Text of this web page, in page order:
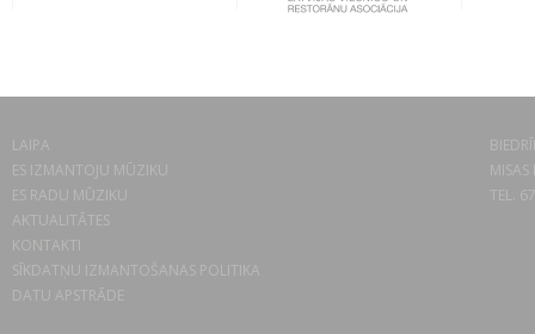
LAIPA
ES IZMANTOJU MŪZIKU
ES RADU MŪZIKU
AKTUALITĀTES
KONTAKTI
SĪKDATŅU IZMANTOŠANAS POLITIKA
DATU APSTRĀDE
TEL.